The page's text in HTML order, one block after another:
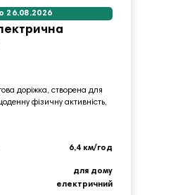
26.08.2026
доріжка, створена для
фізичну активність,
6,4 км/год
для дому
електричний